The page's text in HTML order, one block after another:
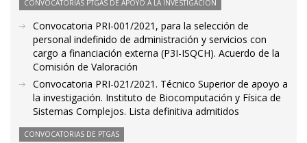
CONVOCATORIAS PTGAS DE APOYO A LA INVESTIGACIÓN
Convocatoria PRI-001/2021, para la selección de
personal indefinido de administración y servicios con
cargo a financiación externa (P3I-ISQCH). Acuerdo de la
Comisión de Valoración
Convocatoria PRI-021/2021. Técnico Superior de apoyo a
la investigación. Instituto de Biocomputación y Física de
Sistemas Complejos. Lista definitiva admitidos
CONVOCATORIAS DE PTGAS